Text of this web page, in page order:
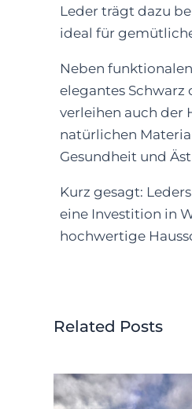
Leder trägt dazu
ideal für
Neben
elegantes
verleihen auch der
natürlichen
Gesundheit und
Kurz gesagt:
eine Investition in
hochwertige
Related Posts